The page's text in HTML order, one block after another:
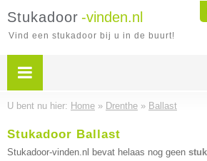
Stukadoor -vinden.nl
Vind een stukadoor bij u in de buurt!
U bent nu hier: Home » Drenthe » Ballast
Stukadoor Ballast
Stukadoor-vinden.nl bevat helaas nog geen